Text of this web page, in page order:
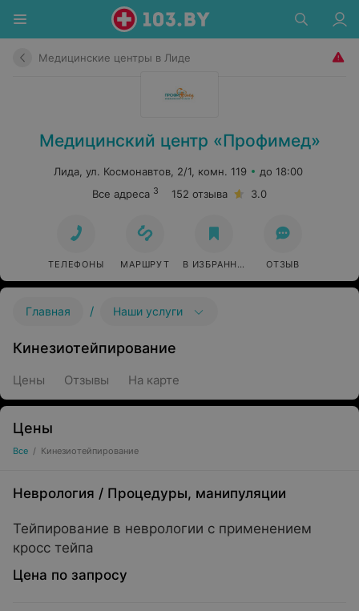
Медицинские центры в Лиде
Медицинский центр «Профимед»
Лида, ул. Космонавтов, 2/1, комн. 119
до 18:00
Все адреса 3 152 отзыва 3.0
ТЕЛЕФОНЫ МАРШРУТ В ИЗБРАННОЕ ОТЗЫВ
Главная / Наши услуги
Кинезиотейпирование
Цены Отзывы На карте
Цены
Все / Кинезиотейпирование
Неврология / Процедуры, манипуляции
Тейпирование в неврологии с применением
кросс тейпа
Цена по запросу